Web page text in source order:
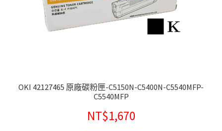
OKI 42127465 原廠碳粉匣-C5150N-C5400N-C5540MFP-
C5540MFP
NT$1,670